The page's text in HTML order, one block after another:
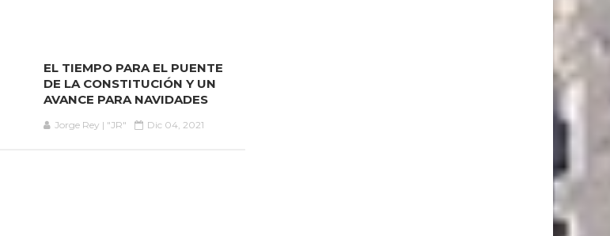
EL TIEMPO PARA EL PUENTE
DE LA CONSTITUCIÓN Y UN
AVANCE PARA NAVIDADES
Jorge Rey | "JR" Dic 04, 2021